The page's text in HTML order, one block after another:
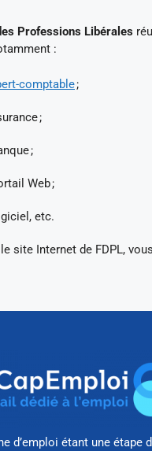
Professions Libérales
:
comptable;
;
;
Web ;
etc.
site Internet de FDPL,
d’emploi étant une étape